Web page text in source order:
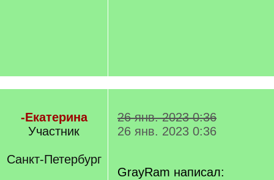
-Екатерина
Участник
Санкт-Петербург
26 янв. 2023 0:36
26 янв. 2023 0:36
GrayRam написал: